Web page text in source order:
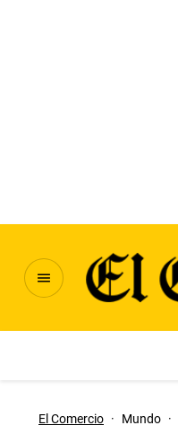
El Comercio · Mundo ·